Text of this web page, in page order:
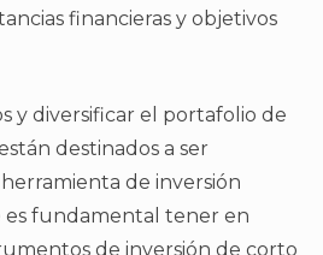
financieras y objetivos
y diversificar el portafolio de
destinados a ser
de inversión
fundamental tener en
de inversión de corto